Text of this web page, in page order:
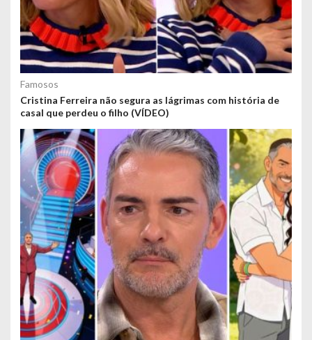
Famosos
Cristina Ferreira não segura as lágrimas com história de
casal que perdeu o filho (VÍDEO)